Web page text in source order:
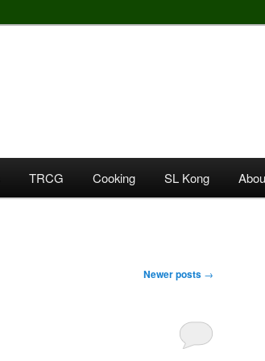
TRCG Cooking SL Kong
Newer posts →